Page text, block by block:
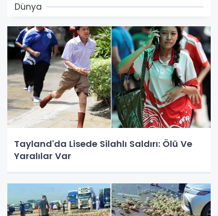
Dünya
Tayland'da Lisede Silahlı Saldırı: Ölü Ve
Yaralılar Var